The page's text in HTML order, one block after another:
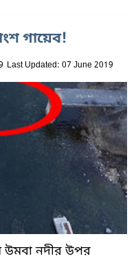
গায়েব!
Last Updated: 07 June 2019
উমবা নদীর উপর